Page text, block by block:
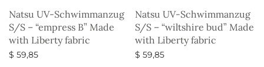
Natsu UV-Schwimmanzug
S/S – “empress B” Made
with Liberty fabric
$ 59,85
Natsu UV-Schwimmanzug
S/S – “wiltshire bud” Made
with Liberty fabric
$ 59,85